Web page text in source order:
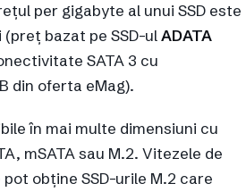
per gigabyte al unui SSD este
(preț bazat pe SSD-ulADATA
SATA 3 cu
din oferta eMag).
în mai multe dimensiuni cu
mSATA sau M.2. Vitezele de
obține SSD-urile M.2 care